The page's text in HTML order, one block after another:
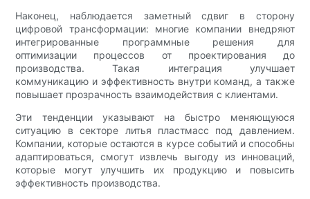
Наконец, наблюдается заметный сдвиг в сторону
цифровой трансформации: многие компании внедряют
интегрированные программные решения для
оптимизации процессов от проектирования до
производства. Такая интеграция улучшает
коммуникацию и эффективность внутри команд, а также
повышает прозрачность взаимодействия с клиентами.
Эти тенденции указывают на быстро меняющуюся
ситуацию в секторе литья пластмасс под давлением.
Компании, которые остаются в курсе событий и способны
адаптироваться, смогут извлечь выгоду из инноваций,
которые могут улучшить их продукцию и повысить
эффективность производства.